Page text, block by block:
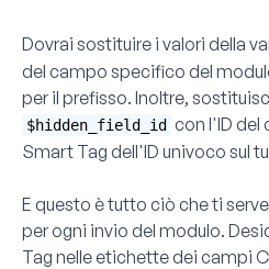
Dovrai sostituire i valori della
del campo specifico del
per il prefisso. Inoltre,
$hidden_field_id con l'ID del
Smart Tag dell'ID univoco sul
E questo è tutto ciò che ti
per ogni invio del modulo.
Tag nelle etichette dei campi